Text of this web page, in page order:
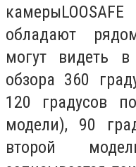
обладают
могут видеть в
обзора 360
120 градусов
модели), 90
второй